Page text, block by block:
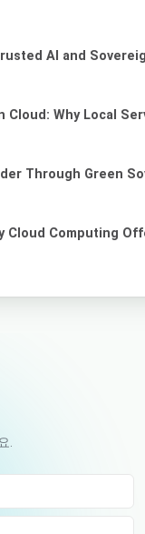
AI and
Cloud: Why Local
Through Green
Cloud Computing
.